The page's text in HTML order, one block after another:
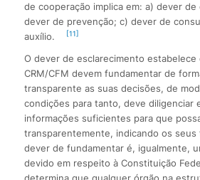
de cooperação implica em: a) dever
dever de prevenção; c) dever de
auxílio.
[11]
O dever de esclarecimento estabelece
CRM/CFM devem fundamentar de
transparente as suas decisões, de
condições para tanto, deve diligenciar
informações suficientes para que
transparentemente, indicando os seus
dever de fundamentar é, igualmente,
devido em respeito à Constituição